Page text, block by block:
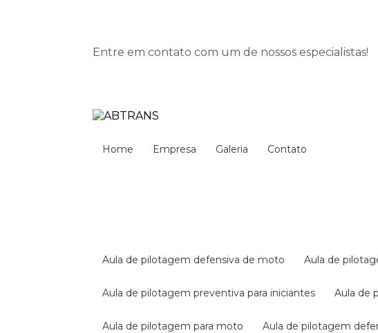
Entre em contato com um de nossos especialistas!
Home Empresa Galeria Contato
aula de pilotagem defensiva de moto aula de
aula de pilotagem preventiva para iniciantes aula
aula de pilotagem para moto aula de pilotagem